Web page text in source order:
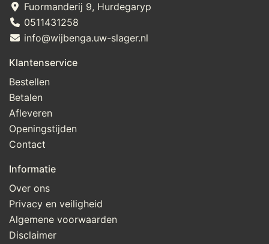
Fuormanderij 9, Hurdegaryp
0511431258
info@wijbenga.uw-slager.nl
Klantenservice
Bestellen
Betalen
Afleveren
Openingstijden
Contact
Informatie
Over ons
Privacy en veiligheid
Algemene voorwaarden
Disclaimer